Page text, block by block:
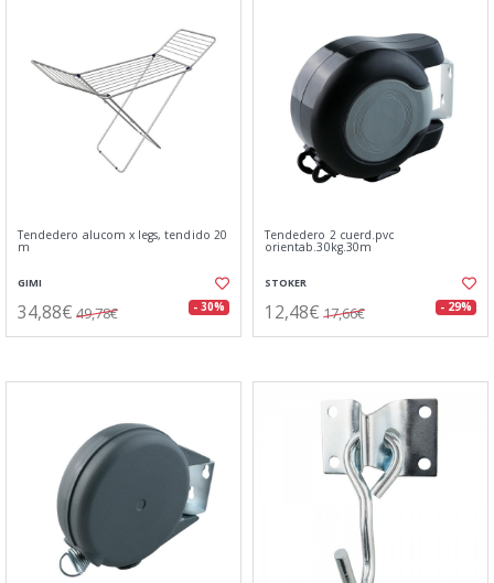
Tendedero alucom x legs, tendido 20
m
GIMI
34,88€ 49,78€ - 30%
Tendedero 2 cuerd.pvc
orientab.30kg.30m
STOKER
12,48€ 17,66€ - 29%